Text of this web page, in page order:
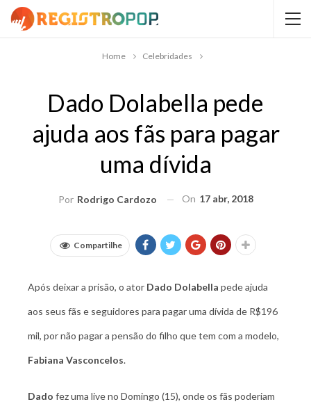
Home Celebridades
Dado Dolabella pede
ajuda aos fãs para pagar
uma dívida
Por Rodrigo Cardozo On 17 abr, 2018
Compartilhe
Após deixar a prisão, o ator Dado Dolabella pede ajuda
aos seus fãs e seguidores para pagar uma dívida de R$196
mil, por não pagar a pensão do filho que tem com a modelo,
Fabiana Vasconcelos.
Dado fez uma live no Domingo (15), onde os fãs poderiam